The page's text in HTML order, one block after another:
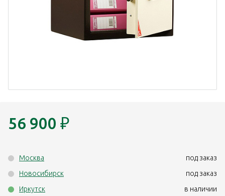
56 900 ₽
Москва
под заказ
Новосибирск
под заказ
Иркутск
в наличии